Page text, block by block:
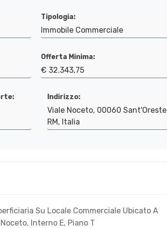
Tipologia:
Immobile Commerciale
Offerta Minima:
€ 32.343,75
Indirizzo:
Viale Noceto, 00060 Sant'Oreste
RM, Italia
Su Locale Commerciale Ubicato A
Interno E, Piano T